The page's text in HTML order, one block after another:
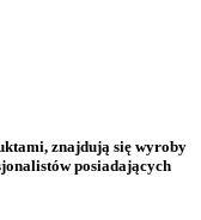
znajdują się wyroby
posiadających